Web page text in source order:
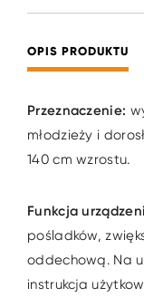
OPIS PRODUKTU
Przeznaczenie:
młodzieży i
140 cm wzrostu.
Funkcja
pośladków,
oddechową. Na
instrukcja